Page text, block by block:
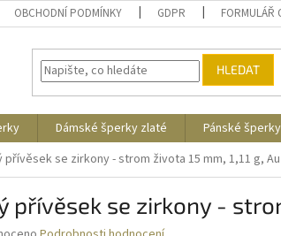
OBCHODNÍ PODMÍNKY GDPR FORMULÁŘ
HLEDAT
Dámské šperky zlaté Pánské
přívěsek se zirkony - strom života 15 mm, 1,11 g, Au
přívěsek se zirkony -